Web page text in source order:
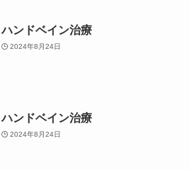
ハンドベイン治療
2024年8月24日
ハンドベイン治療
2024年8月24日